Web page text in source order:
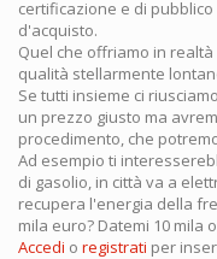
certificazione e di
d'acquisto.
Quel che offriamo in
qualità stellarmente
Se tutti insieme ci
un prezzo giusto ma
procedimento, che
Ad esempio ti
di gasolio, in città va a
recupera l'energia della
mila euro? Datemi 10 mila
Accedi o registrati per